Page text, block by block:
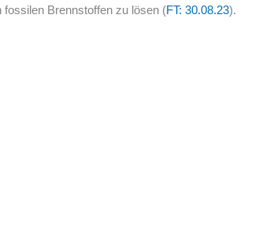
Brennstoffen zu lösen (FT: 30.08.23).